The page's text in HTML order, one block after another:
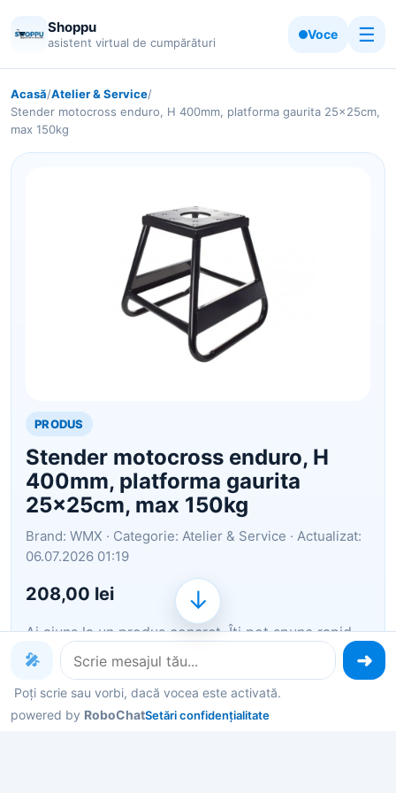
Shoppu
asistent virtual de cumpărături
Voce ☰
Acasă/Atelier & Service/
Stender motocross enduro, H 400mm, platforma gaurita 25x25cm,
max 150kg
PRODUS
Stender motocross enduro, H
400mm, platforma gaurita
25x25cm, max 150kg
Brand: WMX · Categorie: Atelier & Service · Actualizat:
06.07.2026 01:19
208,00 lei
Ai ajuns la un produs concret. Îți pot spune rapid
dacă merită, ce avantaje are și ce alternative
similare găsești mai ușor.
Pe scurt: Stender motocross enduro, H 400mm,
🎤
Poți scrie sau vorbi, dacă vocea este activată.
powered by RoboChatSetări confidențialitate
↓